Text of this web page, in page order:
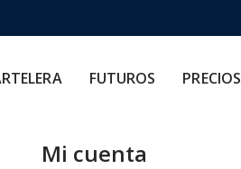
FUTUROS PRECIOS
Mi cuenta